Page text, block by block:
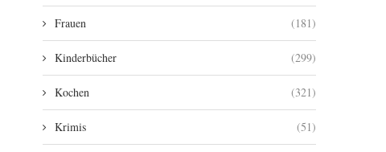
Frauen (181)
Kinderbücher (299)
Kochen (321)
Krimis (51)